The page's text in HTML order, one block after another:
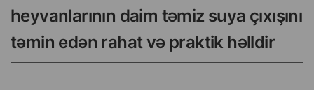
heyvanlarının daim təmiz suya çıxışını
təmin edən rahat və praktik həlldir